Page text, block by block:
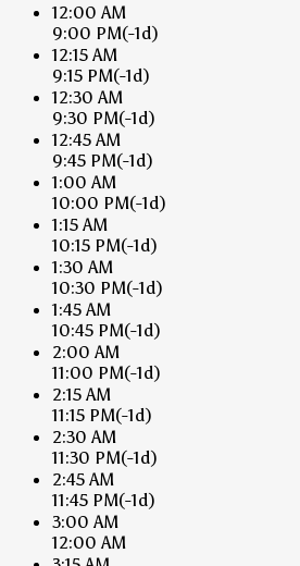
12:00 AM
9:00 PM(-1d)
12:15 AM
9:15 PM(-1d)
12:30 AM
9:30 PM(-1d)
12:45 AM
9:45 PM(-1d)
1:00 AM
10:00 PM(-1d)
1:15 AM
10:15 PM(-1d)
1:30 AM
10:30 PM(-1d)
1:45 AM
10:45 PM(-1d)
2:00 AM
11:00 PM(-1d)
2:15 AM
11:15 PM(-1d)
2:30 AM
11:30 PM(-1d)
2:45 AM
11:45 PM(-1d)
3:00 AM
12:00 AM